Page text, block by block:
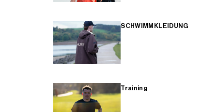
SCHWIMMKLEIDUNG
Training